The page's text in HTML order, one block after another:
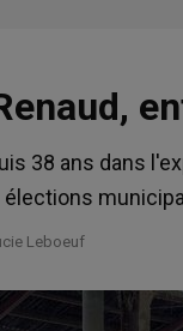
38 ans dans
Leboeuf